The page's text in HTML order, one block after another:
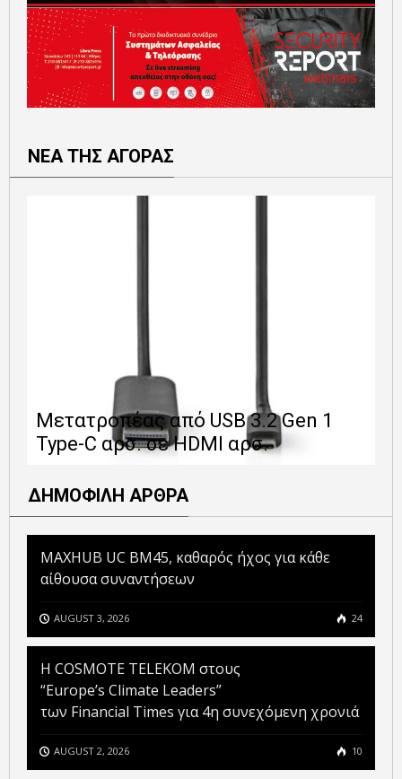
ΝΕΑ ΤΗΣ ΑΓΟΡΑΣ
Μετατροπέας από USB 3.2 Gen 1
Type-C αρσ. σε HDMI αρσ.
ΔΗΜΟΦΙΛΗ ΑΡΘΡΑ
MAXHUB UC BM45, καθαρός ήχος για κάθε
αίθουσα συναντήσεων
AUGUST 3, 2026 24
Η COSMOTE TELEKOM στους
“Europe’s Climate Leaders”
των Financial Times για 4η συνεχόμενη χρονιά
AUGUST 2, 2026 10